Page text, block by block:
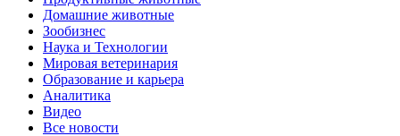
Домашние животные
Зообизнес
Наука и Технологии
Мировая ветеринария
Образование и карьера
Аналитика
Видео
Все новости